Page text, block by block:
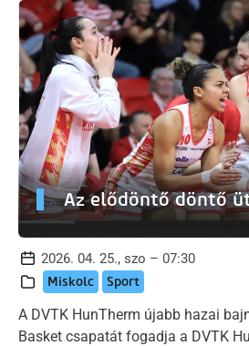
Az elődöntő döntő
2026. 04. 25., szo – 07:30
Miskolc Sport
A DVTK HunTherm újabb hazai
Basket csapatát fogadja a DVTK